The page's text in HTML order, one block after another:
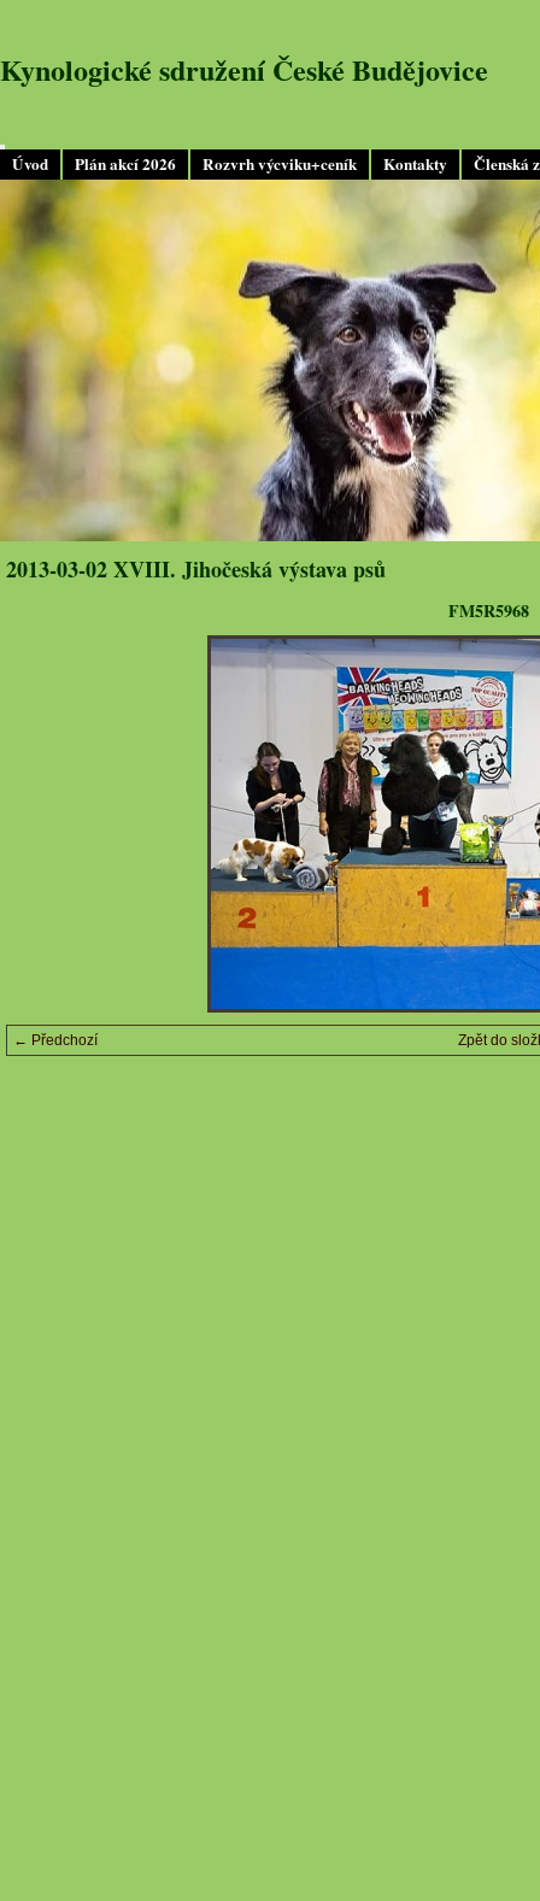
Úvod Plán akcí 2026 Rozvrh výcviku+ceník Kontakty Členská
Kynologické sdružení České Budějovice
2013-03-02 XVIII. Jihočeská výstava psů
FM5R5968
← Předchozí Zpět do